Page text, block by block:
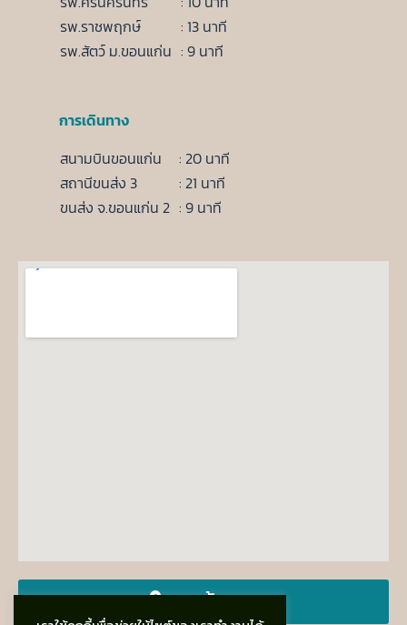
รพ.ราชพฤกษ์
: 13 นาที
รพ.สัตว์ ม.ขอนแก่น : 9 นาที
การเดินทาง
สนามบินขอนแก่น
: 20 นาที
สถานีขนส่ง 3
: 21 นาที
ขนส่ง จ.ขอนแก่น 2 : 9 นาที
ขอเส้นทาง